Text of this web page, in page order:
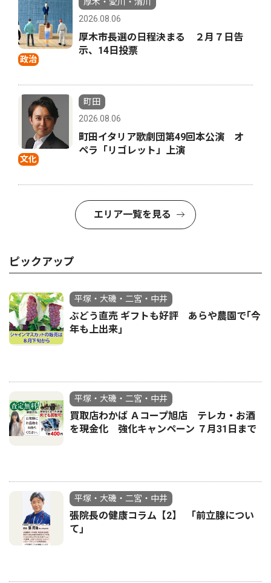
政治
2026.08.06
厚木市長選の日程決まる ２月７日告
示、14日投票
文化
町田
2026.08.06
町田イタリア歌劇団第49回本公演 オ
ペラ「リゴレット」上演
エリア一覧を見る
ピックアップ
平塚・大磯・二宮・中井
ぶどう直売 ギフトも好評 あらや農園で｢今
年も上出来｣
平塚・大磯・二宮・中井
買取店わかば Ａコープ旭店 テレカ・お酒
を現金化 強化キャンペーン ７月31日まで
平塚・大磯・二宮・中井
張院長の健康コラム【2】 ｢前立腺につい
て｣